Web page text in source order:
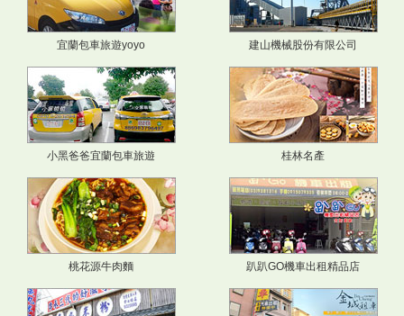
宜蘭包車旅遊yoyo 建山機械股份有限公司
小黑爸爸宜蘭包車旅遊 桂林名產
桃花源牛肉麵 趴趴GO機車出租精品店